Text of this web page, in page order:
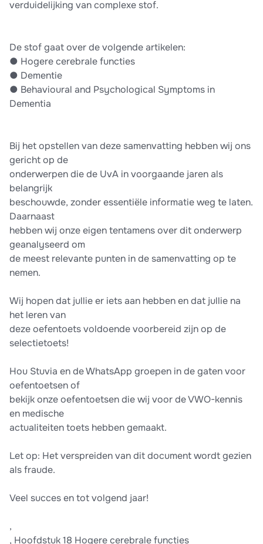
verduidelijking van complexe stof.
De stof gaat over de volgende artikelen:
●​ Hogere cerebrale functies
●​ Dementie
●​ Behavioural and Psychological Symptoms in
Dementia
Bij het opstellen van deze samenvatting hebben wij ons
gericht op de
onderwerpen die de UvA in voorgaande jaren als
belangrijk
beschouwde, zonder essentiële informatie weg te laten.
Daarnaast
hebben wij onze eigen tentamens over dit onderwerp
geanalyseerd om
de meest relevante punten in de samenvatting op te
nemen.
Wij hopen dat jullie er iets aan hebben en dat jullie na
het leren van
deze oefentoets voldoende voorbereid zijn op de
selectietoets!
Hou Stuvia en de WhatsApp groepen in de gaten voor
oefentoetsen of
bekijk onze oefentoetsen die wij voor de VWO-kennis
en medische
actualiteiten toets hebben gemaakt.
Let op: Het verspreiden van dit document wordt gezien
als fraude.
Veel succes en tot volgend jaar!
,
, Hoofdstuk 18 Hogere cerebrale functies